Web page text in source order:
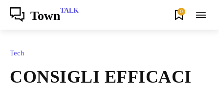
TownTALK 0
Tech
CONSIGLI EFFICACI